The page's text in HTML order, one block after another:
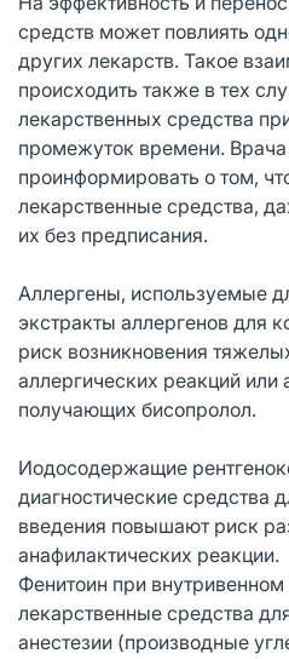
средств может повлиять
других лекарств. Такое
происходить также в тех
лекарственных средства
промежуток времени.
проинформировать о том,
лекарственные средства,
их без предписания.
Аллергены, используемые
экстракты аллергенов для
риск возникновения
аллергических реакций
получающих бисопролол.
Иодосодержащие
диагностические средства
введения повышают риск
анафилактических реакции.
Фенитоин при внутривенном
лекарственные средства
анестезии (производные